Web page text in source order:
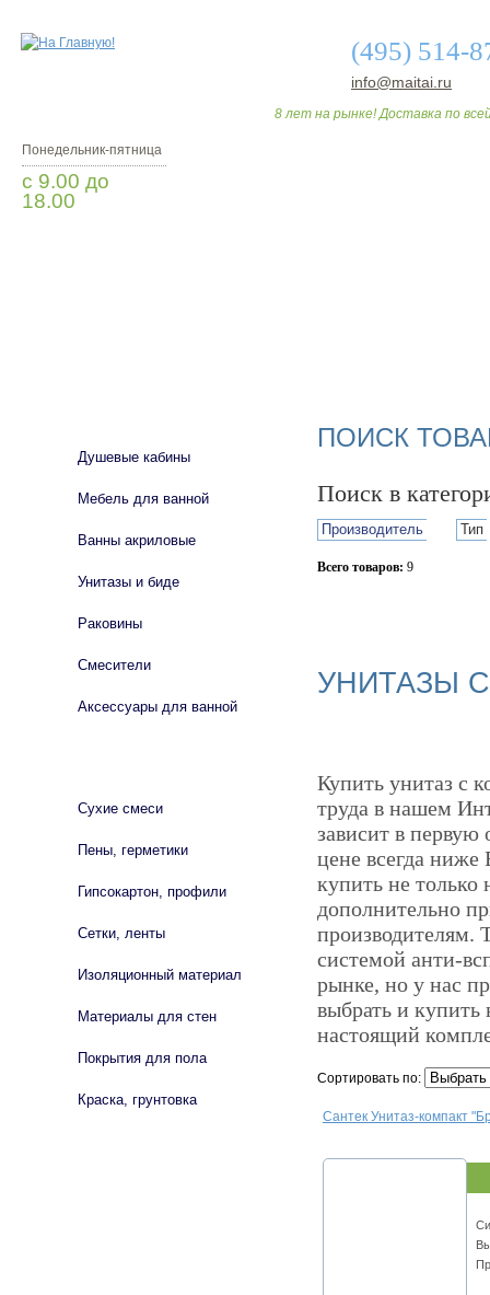
(495) 514-
info@maitai.ru
8 лет на рынке! Доставка по
Понедельник-пятница
с 9.00 до
18.00
ПОИСК
Поиск в
Производитель Тип
Всего товаров: 9
УНИТАЗЫ
Купить унитаз с
труда в нашем
зависит в первую
цене всегда ниже
купить не
дополнительно
производителям.
системой анти-
рынке, но у нас
выбрать и купить
настоящий
Сортировать по:
Сантек Унитаз-компакт
Душевые кабины
Мебель для ванной
Ванны акриловые
Унитазы и биде
Раковины
Смесители
Аксессуары для ванной
Сухие смеси
Пены, герметики
Гипсокартон, профили
Сетки, ленты
Изоляционный материал
Материалы для стен
Покрытия для пола
Краска, грунтовка